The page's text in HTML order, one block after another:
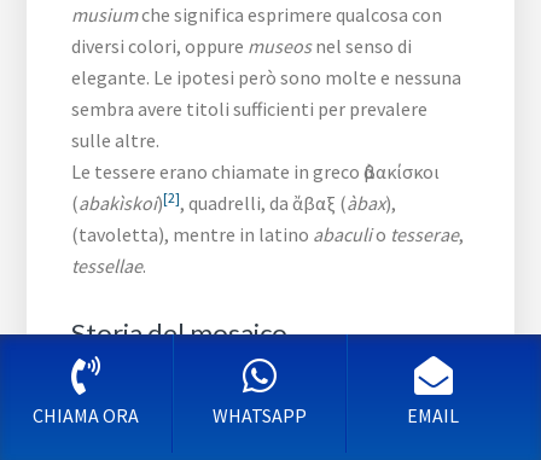
musiumche significa esprimere qualcosa con
diversi colori, oppure museosnel senso di
elegante. Le ipotesi però sono molte e nessuna
sembra avere titoli sufficienti per prevalere
sulle altre.
Le tessere erano chiamate in greco ἀβακίσκοι
(abakìskoi)[2], quadrelli, da ἄβαξ (àbax),
(tavoletta), mentre in latino abaculio tesserae,
tessellae.
Storia del mosaico
CHIAMA ORA
WHATSAPP EMAIL